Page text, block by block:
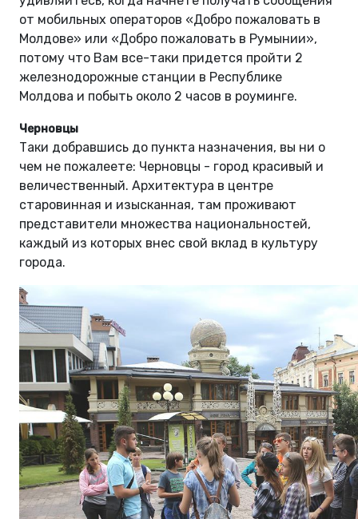
от мобильных операторов «Добро пожаловать в
Молдове» или «Добро пожаловать в Румынии»,
потому что Вам все-таки придется пройти 2
железнодорожные станции в Республике
Молдова и побыть около 2 часов в роуминге.
Черновцы
Таки добравшись до пункта назначения, вы ни о
чем не пожалеете: Черновцы - город красивый и
величественный. Архитектура в центре
старовинная и изысканная, там проживают
представители множества национальностей,
каждый из которых внес свой вклад в культуру
города.